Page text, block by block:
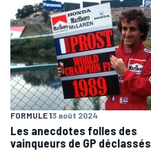
FORMULE 13 août 2024
Les anecdotes folles des
vainqueurs de GP déclassés